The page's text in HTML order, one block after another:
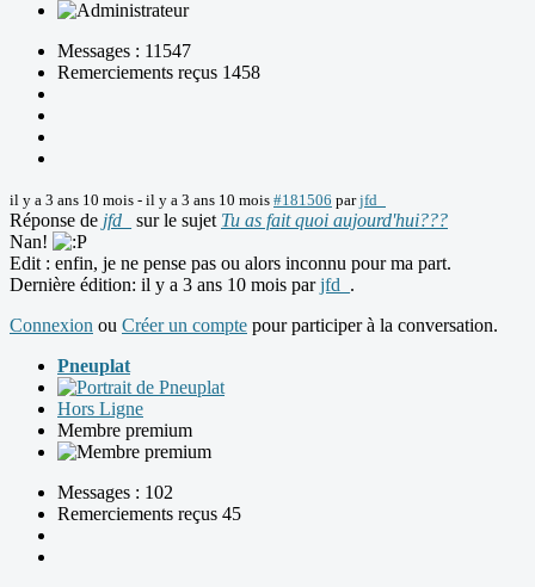
Messages : 11547
Remerciements reçus 1458
il y a 3 ans 10 mois - il y a 3 ans 10 mois #181506 parjfd_
Réponse de jfd_ sur le sujet Tu as fait quoi aujourd'hui???
Nan!
Edit : enfin, je ne pense pas ou alors inconnu pour ma part.
Dernière édition: il y a 3 ans 10 mois parjfd_ .
Connexion ou Créer un compte pour participer à la conversation.
Pneuplat
Hors Ligne
Membre premium
Messages : 102
Remerciements reçus 45